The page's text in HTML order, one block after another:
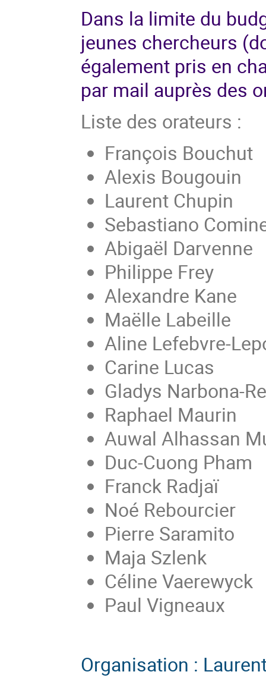
Dans la limite du
jeunes chercheurs
également pris en
par mail auprès des
Liste des orateurs :
François Bouchut
Alexis Bougouin
Laurent Chupin
Sebastiano
Abigaël Darvenne
Philippe Frey
Alexandre Kane
Maëlle Labeille
Aline Lefebvre-
Carine Lucas
Gladys Narbona-
Raphael Maurin
Auwal Alhassan
Duc-Cuong Pham
Franck Radjaï
Noé Rebourcier
Pierre Saramito
Maja Szlenk
Céline Vaerewyck
Paul Vigneaux
Organisation :